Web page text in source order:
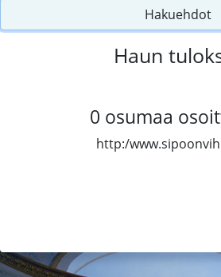
Hakuehdot
Haun
0 osumaa
http:/